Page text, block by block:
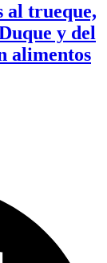
al trueque,
y del
alimentos